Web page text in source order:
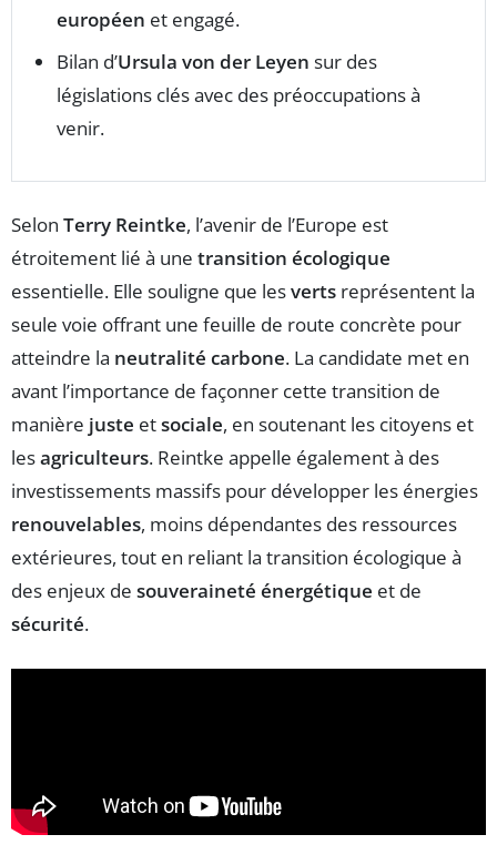
européen et engagé.
Bilan d’Ursula von der Leyen sur des
législations clés avec des préoccupations à
venir.
Selon Terry Reintke, l’avenir de l’Europe est
étroitement lié à une transition écologique
essentielle. Elle souligne que lesverts représentent la
seule voie offrant une feuille de route concrète pour
atteindre la neutralité carbone. La candidate met en
avant l’importance de façonner cette transition de
manière juste etsociale, en soutenant les citoyens et
lesagriculteurs. Reintke appelle également à des
investissements massifs pour développer les énergies
renouvelables, moins dépendantes des ressources
extérieures, tout en reliant la transition écologique à
des enjeux de souveraineté énergétique et de
sécurité.